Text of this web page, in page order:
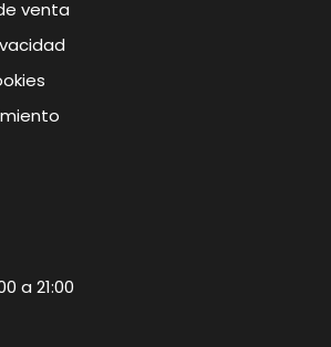
venta
a 21:00